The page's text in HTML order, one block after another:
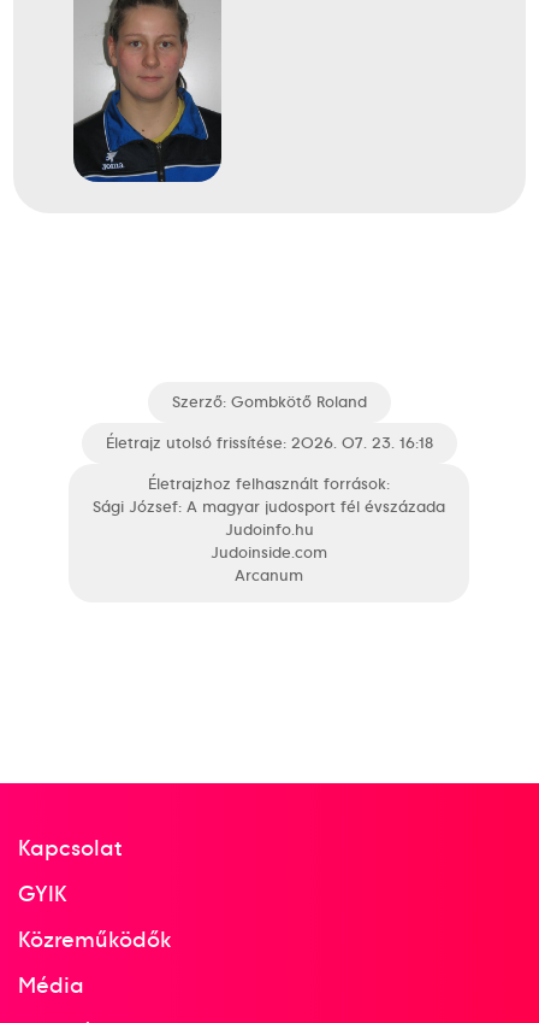
Szerző: Gombkötő Roland
Életrajz utolsó frissítése: 2026. 07. 23. 16:18
Életrajzhoz felhasznált források:
Sági József: A magyar judosport fél évszázada
Judoinfo.hu
Judoinside.com
Arcanum
Kapcsolat
GYIK
Közreműködők
Média